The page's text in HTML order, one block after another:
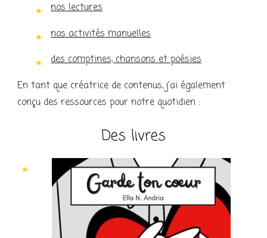
nos lectures
nos activités manuelles
des comptines, chansons et poésies
En tant que créatrice de contenus, j’ai également
conçu des ressources pour notre quotidien :
Des livres